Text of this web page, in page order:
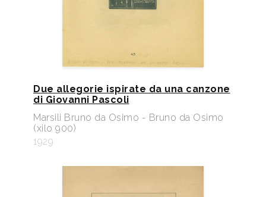
Due allegorie ispirate da una canzone
di Giovanni Pascoli
Marsili Bruno da Osimo - Bruno da Osimo
(xilo 900)
1929